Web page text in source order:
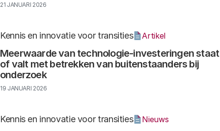
21 JANUARI 2026
Meerwaarde van technologie-investeringen staat
of valt met betrekken van buitenstaanders bij
onderzoek
Kennis en innovatie voor transities Artikel
19 JANUARI 2026
Kennis en innovatie voor transities Nieuws